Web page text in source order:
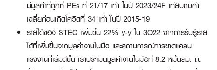
มีมูลค่าที่ถูกที่ PEs ที่ 21/17 เท่า ในปี 2023/24F เทียบกับค่า
เฉลี่ยก่อนเกิดโควิดที่ 34 เท่า ในปี 2015-19
รายได้ของ STEC เพิ่มขึ้น 22% y-y ใน 3Q22 จากการรับรู้ราย
ได้ที่เพิ่มขึ้นจากมูลค่างานในมือ และสถานการณ์การขาดแคลน
แรงงานที่เริ่มดีขึ้น เราประเมินมูลค่างานในมือที่ 8.2 หมื่นลบ. ณ